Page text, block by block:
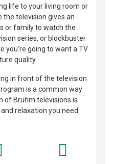
life to your living room or
the television gives an
or family to watch the
series, or blockbuster
you're going to want a TV
quality.
in front of the television
is a common way
of Bruhm televisions is
relaxation you need.